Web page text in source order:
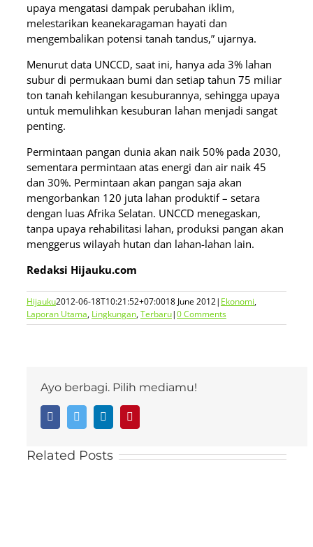
upaya mengatasi dampak perubahan iklim,
melestarikan keanekaragaman hayati dan
mengembalikan potensi tanah tandus,” ujarnya.
Menurut data UNCCD, saat ini, hanya ada 3% lahan
subur di permukaan bumi dan setiap tahun 75 miliar
ton tanah kehilangan kesuburannya, sehingga upaya
untuk memulihkan kesuburan lahan menjadi sangat
penting.
Permintaan pangan dunia akan naik 50% pada 2030,
sementara permintaan atas energi dan air naik 45
dan 30%. Permintaan akan pangan saja akan
mengorbankan 120 juta lahan produktif – setara
dengan luas Afrika Selatan. UNCCD menegaskan,
tanpa upaya rehabilitasi lahan, produksi pangan akan
menggerus wilayah hutan dan lahan-lahan lain.
Redaksi Hijauku.com
Hijauku2012-06-18T10:21:52+07:0018 June 2012| Ekonomi,
Laporan Utama, Lingkungan,Terbaru|0 Comments
Ayo berbagi. Pilih mediamu!
FacebookTwitter LinkedIn
Related Posts